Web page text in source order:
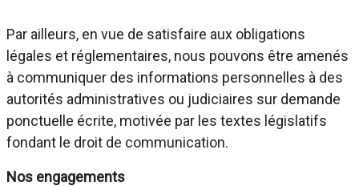
Par ailleurs, en vue de satisfaire aux obligations
légales et réglementaires, nous pouvons être amenés
à communiquer des informations personnelles à des
autorités administratives ou judiciaires sur demande
ponctuelle écrite, motivée par les textes législatifs
fondant le droit de communication.
Nos engagements